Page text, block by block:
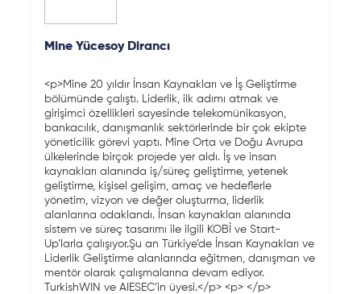
Mine Yücesoy Dirancı
<p>Mine 20 yıldır İnsan Kaynakları ve İş Geliştirme
bölümünde çalıştı. Liderlik, ilk adımı atmak ve
girişimci özellikleri sayesinde telekomünikasyon,
bankacılık, danışmanlık sektörlerinde bir çok ekipte
yöneticilik görevi yaptı. Mine Orta ve Doğu Avrupa
ülkelerinde birçok projede yer aldı. İş ve insan
kaynakları alanında iş/süreç geliştirme, yetenek
geliştirme, kişisel gelişim, amaç ve hedeflerle
yönetim, vizyon ve değer oluşturma, liderlik
alanlarına odaklandı. İnsan kaynakları alanında
sistem ve süreç tasarımı ile ilgili KOBİ ve Start-
Up’larla çalışıyor.Şu an Türkiye’de İnsan Kaynakları ve
Liderlik Geliştirme alanlarında eğitmen, danışman ve
mentör olarak çalışmalarına devam ediyor.
TurkishWIN ve AIESEC’in üyesi.</p> <p> </p>